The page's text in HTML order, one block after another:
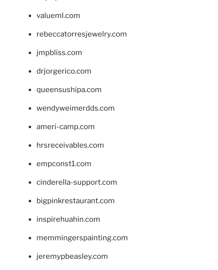
valueml.com
rebeccatorresjewelry.com
jmpbliss.com
drjorgerico.com
queensushipa.com
wendyweimerdds.com
ameri-camp.com
hrsreceivables.com
empconst1.com
cinderella-support.com
bigpinkrestaurant.com
inspirehuahin.com
memmingerspainting.com
jeremypbeasley.com